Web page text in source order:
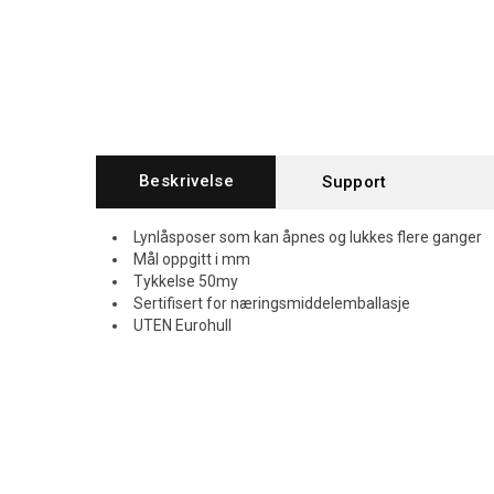
Beskrivelse Support
Lynlåsposer som kan åpnes og lukkes flere ganger
Mål oppgitt i mm
Tykkelse 50my
Sertifisert for næringsmiddelemballasje
UTEN Eurohull